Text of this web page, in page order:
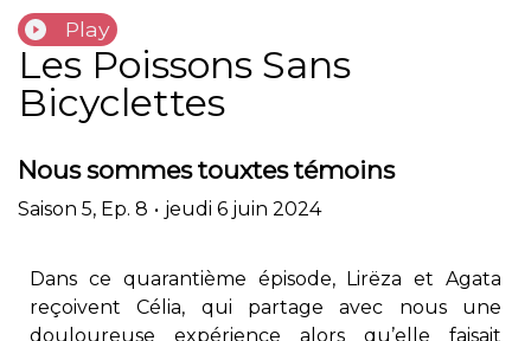
Play
Les Poissons Sans
Bicyclettes
Nous sommes touxtes témoins
Saison 5, Ep. 8 • jeudi 6 juin 2024
Dans ce quarantième épisode, Lirëza et Agata
reçoivent Célia, qui partage avec nous une
douloureuse expérience alors qu’elle faisait